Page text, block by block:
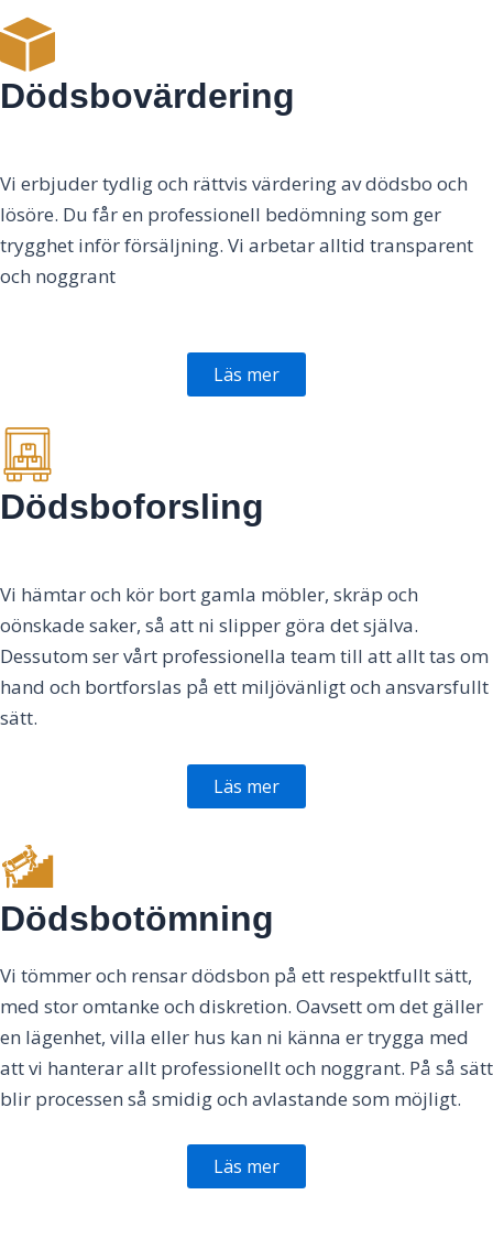
Dödsbovärdering
Vi erbjuder tydlig och rättvis värdering av dödsbo och
lösöre. Du får en professionell bedömning som ger
trygghet inför försäljning. Vi arbetar alltid transparent
och noggrant
Läs mer
Dödsboforsling
Vi hämtar och kör bort gamla möbler, skräp och
oönskade saker, så att ni slipper göra det själva.
Dessutom ser vårt professionella team till att allt tas om
hand och bortforslas på ett miljövänligt och ansvarsfullt
sätt.
Läs mer
Dödsbotömning
Vi tömmer och rensar dödsbon på ett respektfullt sätt,
med stor omtanke och diskretion. Oavsett om det gäller
en lägenhet, villa eller hus kan ni känna er trygga med
att vi hanterar allt professionellt och noggrant. På så sätt
blir processen så smidig och avlastande som möjligt.
Läs mer